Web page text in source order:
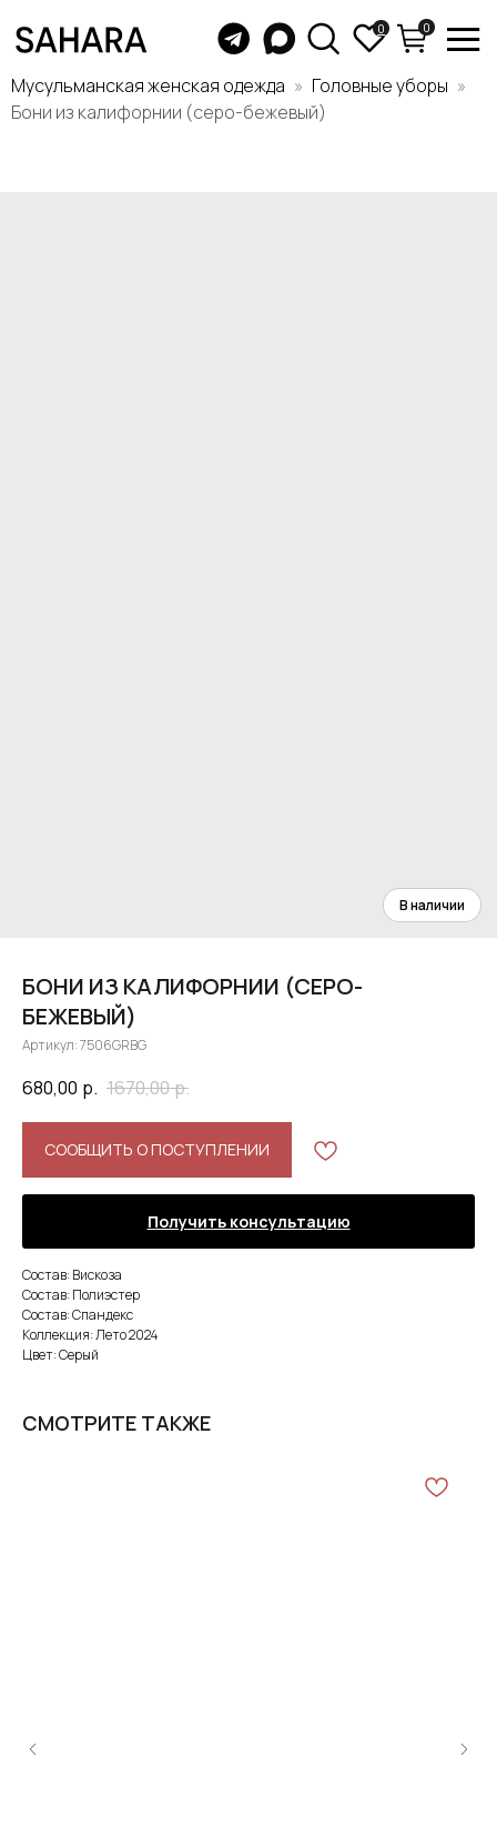
Мусульманская женская одежда
Головные уборы
Бони из калифорнии (серо-бежевый)
БОНИ ИЗ КАЛИФОРНИИ (СЕРО-
БЕЖЕВЫЙ)
Артикул:7506GRBG
680,00 р. 1670,00р.
СООБЩИТЬ О ПОСТУПЛЕНИИ
Получить консультацию
Состав: Вискоза
Состав: Полиэстер
Состав: Спандекс
Коллекция: Лето 2024
Цвет: Серый
СМОТРИТЕ ТАКЖЕ